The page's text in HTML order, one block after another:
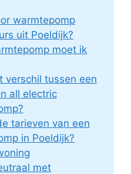
warmtepomp
uit Poeldijk?
moet ik
verschil tussen een
all electric
tarieven van een
in Poeldijk?
met